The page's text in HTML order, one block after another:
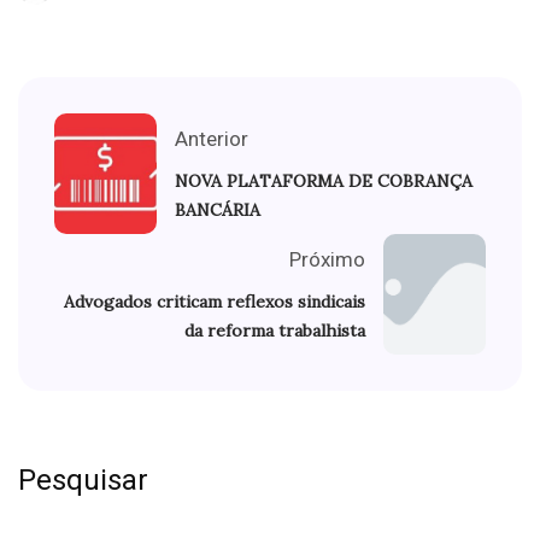
Anterior
NOVA PLATAFORMA DE COBRANÇA
BANCÁRIA
Próximo
Advogados criticam reflexos sindicais
da reforma trabalhista
Pesquisar